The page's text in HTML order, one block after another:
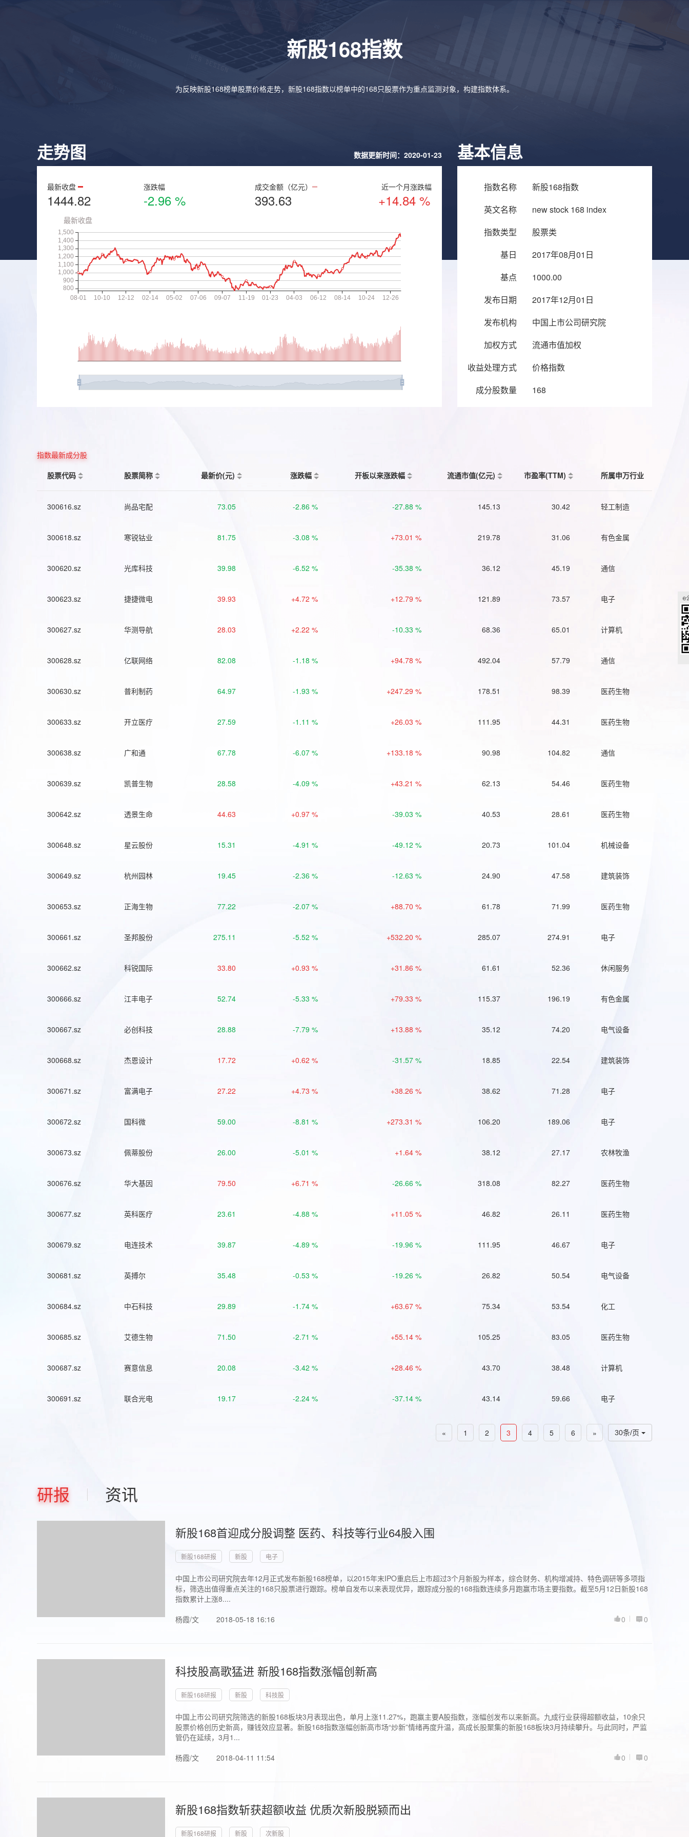
新股168指数
为反映新股168榜单股票价格走势，新股168指数以榜单中的168只股票作为重点监测对象，构建指数体系。
走势图 数据更新时间：2020-01-23
最新收盘
1444.82
涨跌幅
-2.96 %
成交金额（亿元）
393.63
近一个月涨跌幅
+14.84 %
基本信息
指数名称
新股168指数
英文名称
new stock 168 index
指数类型
股票类
基日
2017年08月01日
基点
1000.00
发布日期
2017年12月01日
发布机构
中国上市公司研究院
加权方式
流通市值加权
收益处理方式
价格指数
成分股数量
168
指数最新成分股
股票代码
股票简称 最新价(元) 涨跌幅 开板以来涨跌幅 流通市值(亿元) 市盈率(TTM) 所属申万行业
300616.sz 尚品宅配 73.05 -2.86 % -27.88 % 145.13 30.42 轻工制造
300618.sz 寒锐钴业 81.75 -3.08 % +73.01 % 219.78 31.06 有色金属
300620.sz 光库科技 39.98 -6.52 % -35.38 % 36.12 45.19 通信
300623.sz 捷捷微电 39.93 +4.72 % +12.79 % 121.89 73.57 电子
300627.sz 华测导航 28.03 +2.22 % -10.33 % 68.36 65.01 计算机
300628.sz 亿联网络 82.08 -1.18 % +94.78 % 492.04 57.79 通信
300630.sz 普利制药 64.97 -1.93 % +247.29 % 178.51 98.39 医药生物
300633.sz 开立医疗 27.59 -1.11 % +26.03 % 111.95 44.31 医药生物
300638.sz 广和通 67.78 -6.07 % +133.18 % 90.98 104.82 通信
300639.sz 凯普生物 28.58 -4.09 % +43.21 % 62.13 54.46 医药生物
300642.sz 透景生命 44.63 +0.97 % -39.03 % 40.53 28.61 医药生物
300648.sz 星云股份 15.31 -4.91 % -49.12 % 20.73 101.04 机械设备
300649.sz 杭州园林 19.45 -2.36 % -12.63 % 24.90 47.58 建筑装饰
300653.sz 正海生物 77.22 -2.07 % +88.70 % 61.78 71.99 医药生物
300661.sz 圣邦股份 275.11 -5.52 % +532.20 % 285.07 274.91 电子
300662.sz 科锐国际 33.80 +0.93 % +31.86 % 61.61 52.36 休闲服务
300666.sz 江丰电子 52.74 -5.33 % +79.33 % 115.37 196.19 有色金属
300667.sz 必创科技 28.88 -7.79 % +13.88 % 35.12 74.20 电气设备
300668.sz 杰恩设计 17.72 +0.62 % -31.57 % 18.85 22.54 建筑装饰
300671.sz 富满电子 27.22 +4.73 % +38.26 % 38.62 71.28 电子
300672.sz 国科微 59.00 -8.81 % +273.31 % 106.20 189.06 电子
300673.sz 佩蒂股份 26.00 -5.01 % +1.64 % 38.12 27.17 农林牧渔
300676.sz 华大基因 79.50 +6.71 % -26.66 % 318.08 82.27 医药生物
300677.sz 英科医疗 23.61 -4.88 % +11.05 % 46.82 26.11 医药生物
300679.sz 电连技术 39.87 -4.89 % -19.96 % 111.95 46.67 电子
300681.sz 英搏尔 35.48 -0.53 % -19.26 % 26.82 50.54 电气设备
300684.sz 中石科技 29.89 -1.74 % +63.67 % 75.34 53.54 化工
300685.sz 艾德生物 71.50 -2.71 % +55.14 % 105.25 83.05 医药生物
300687.sz 赛意信息 20.08 -3.42 % +28.46 % 43.70 38.48 计算机
300691.sz 联合光电 19.17 -2.24 % -37.14 % 43.14 59.66 电子
30条/页
« 1 2 3 4 5 6 »
研报 资讯
新股168首迎成分股调整 医药、科技等行业64股入围
新股168研报 新股 电子
中国上市公司研究院去年12月正式发布新股168榜单，以2015年末IPO重启后上市超过3个月新股为样本，综合财务、机构增减持、特色调研等多项指
标，筛选出值得重点关注的168只股票进行跟踪。榜单自发布以来表现优异，跟踪成分股的168指数连续多月跑赢市场主要指数。截至5月12日新股168
指数累计上涨8....
杨霞/文
2018-05-18 16:16 0
0
科技股高歌猛进 新股168指数涨幅创新高
新股168研报 新股 科技股
中国上市公司研究院筛选的新股168板块3月表现出色，单月上涨11.27%，跑赢主要A股指数，涨幅创发布以来新高。九成行业获得超额收益，10余只
股票价格创历史新高，赚钱效应显著。新股168指数涨幅创新高市场“炒新”情绪再度升温，高成长股聚集的新股168板块3月持续攀升。与此同时，严监
管仍在延续，3月1...
杨霞/文
2018-04-11 11:54 0
0
新股168指数斩获超额收益 优质次新股脱颍而出
新股168研报 新股 次新股